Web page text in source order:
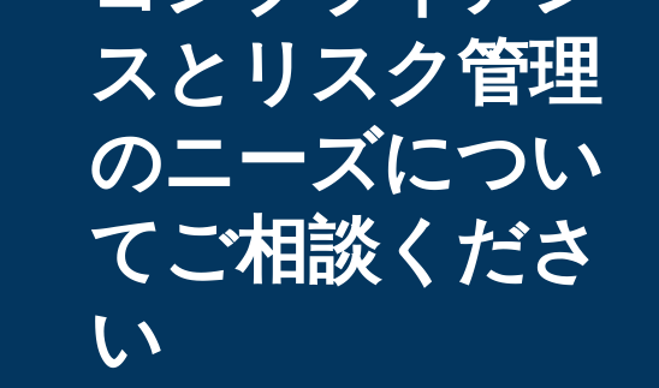
スとリスク管理
のニーズについ
てご相談くださ
い